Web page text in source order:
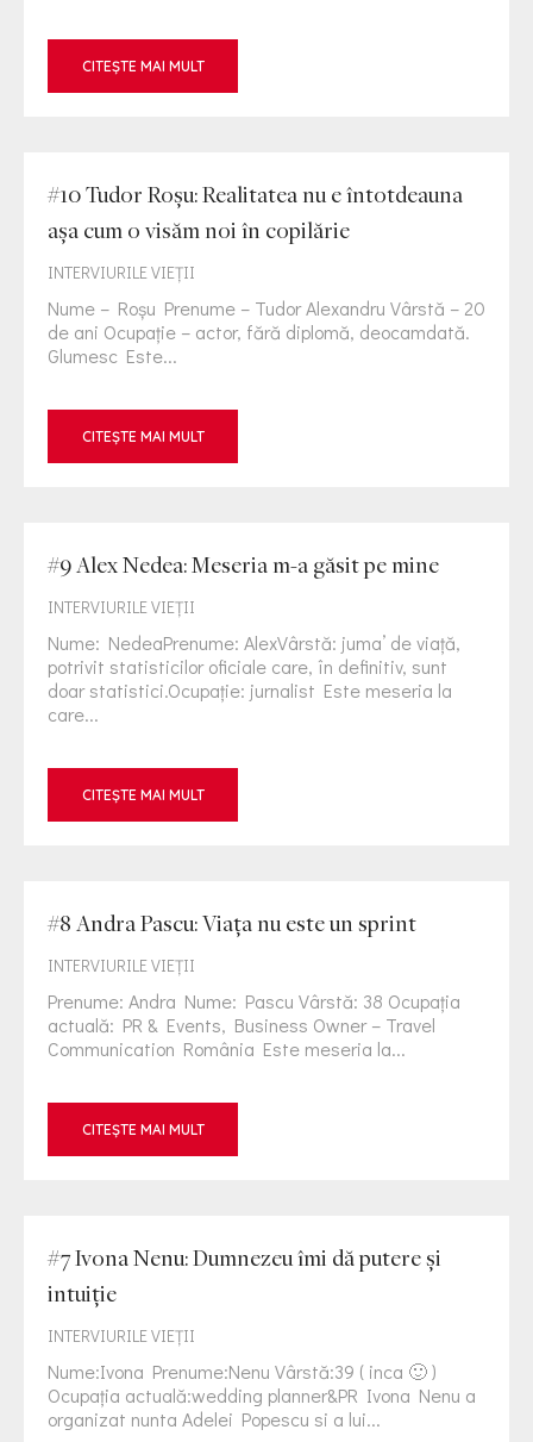
CITEȘTE MAI MULT
#10 Tudor Roșu: Realitatea nu e întotdeauna
așa cum o visăm noi în copilărie
INTERVIURILE VIEŢII
Nume – Roșu Prenume – Tudor Alexandru Vârstă – 20
de ani Ocupație – actor, fără diplomă, deocamdată.
Glumesc Este...
CITEȘTE MAI MULT
#9 Alex Nedea: Meseria m-a găsit pe mine
INTERVIURILE VIEŢII
Nume: NedeaPrenume: AlexVârstă: juma’ de viață,
potrivit statisticilor oficiale care, în definitiv, sunt
doar statistici.Ocupație: jurnalist ⁠Este meseria la
care...
CITEȘTE MAI MULT
#8 Andra Pascu: Viața nu este un sprint
INTERVIURILE VIEŢII
Prenume: Andra Nume: Pascu Vârstă: 38 Ocupația
actuală: PR & Events, Business Owner – Travel
Communication România Este meseria la...
CITEȘTE MAI MULT
#7 Ivona Nenu: Dumnezeu îmi dă putere și
intuiție
INTERVIURILE VIEŢII
Nume:Ivona Prenume:Nenu Vârstă:39 ( inca 🙂 )
Ocupația actuală:wedding planner&PR Ivona Nenu a
organizat nunta Adelei Popescu si a lui...